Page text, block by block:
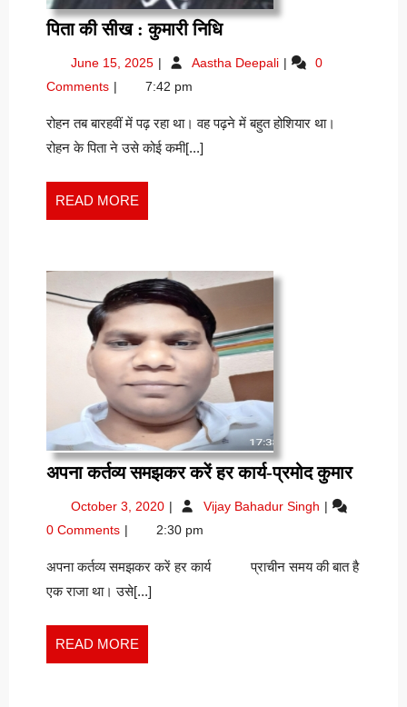
पिता की सीख : कुमारी निधिपिता
सीख
कुमारी
निधि
June 15, 2025 June
2025
Aastha Deepali पिता
:
कुमारी
0
Comments
7:42 pm
रोहन तब बारहवीं में पढ़ रहा था। वह पढ़ने में बहुत होशियार था।
रोहन के पिता ने उसे कोई कमी[...]
READ MORE
MORE
अपना कर्तव्य समझकर करें हर कार्य-प्रमोद कुमारअपना
हर
October 3, 2020 October
2020
Vijay Bahadur Singh अपना
करें
हर
0 Comments 2:30 pm
अपना कर्तव्य समझकर करें हर कार्य प्राचीन समय की बात है
एक राजा था। उसे[...]
READ MORE
MORE